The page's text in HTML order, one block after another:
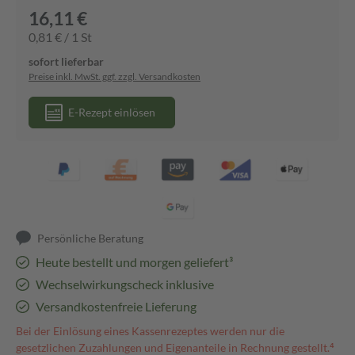
16,11 €
0,81 € / 1 St
sofort lieferbar
Preise inkl. MwSt. ggf. zzgl. Versandkosten
E-Rezept einlösen
Persönliche Beratung
Heute bestellt und morgen geliefert³
Wechselwirkungscheck inklusive
Versandkostenfreie Lieferung
Bei der Einlösung eines Kassenrezeptes werden nur die
gesetzlichen Zuzahlungen und Eigenanteile in Rechnung gestellt.⁴